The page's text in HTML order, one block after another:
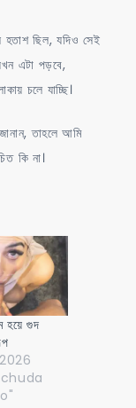
হতাশ ছিল, যদিও সেই
এটা পড়বে,
চলে যাচ্ছি।
তাহলে আমি
কি না।
হয়ে গুদ